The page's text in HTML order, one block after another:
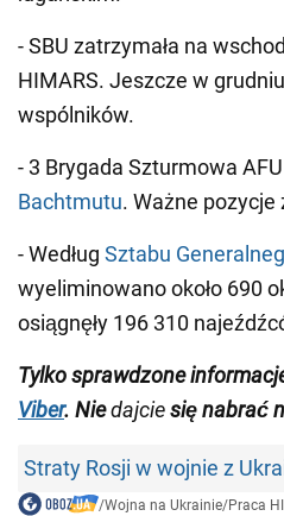
- SBU zatrzymała na
HIMARS. Jeszcze w
wspólników.
- 3 Brygada Szturmowa
Bachtmutu. Ważne pozycje
- Według Sztabu
wyeliminowano około 690
osiągnęły 196 310
Tylkosprawdzone
Viber. Niedajciesię nabrać
Straty Rosji w wojnie z
/Wojna na Ukrainie/Praca